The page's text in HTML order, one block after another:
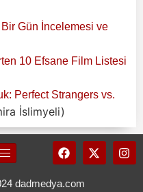
Gün İncelemesi ve
10 Efsane Film Listesi
Perfect Strangers vs.
İslimyeli)
dadmedya.com